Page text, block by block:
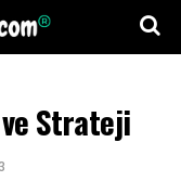
ve Strateji